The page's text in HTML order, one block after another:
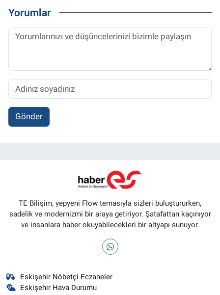
Yorumlar
Gönder
TE Bilişim, yepyeni Flow temasıyla sizleri buluştururken,
sadelik ve modernizmi bir araya getiriyor. Şatafattan kaçınıyor
ve insanlara haber okuyabilecekleri bir altyapı sunuyor.
Eskişehir Nöbetçi Eczaneler
Eskişehir Hava Durumu